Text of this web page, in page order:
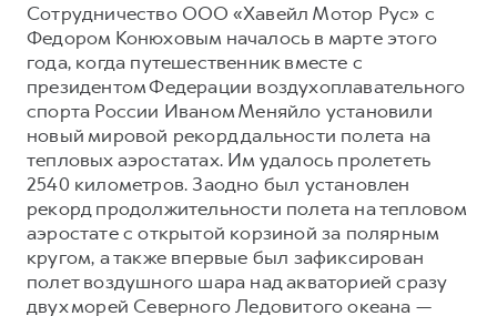
Сотрудничество ООО «Хавейл Мотор Рус» с
Федором Конюховым началось в марте этого
года, когда путешественник вместе с
президентом Федерации воздухоплавательного
спорта России Иваном Меняйло установили
новый мировой рекорд дальности полета на
тепловых аэростатах. Им удалось пролететь
2540 километров. Заодно был установлен
рекорд продолжительности полета на тепловом
аэростате с открытой корзиной за полярным
кругом, а также впервые был зафиксирован
полет воздушного шара над акваторией сразу
двух морей Северного Ледовитого океана —